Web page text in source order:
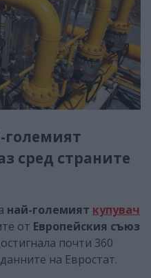
големият
сред страните
най-големият купувач
от Европейския съюз
почти 360
на Евростат.